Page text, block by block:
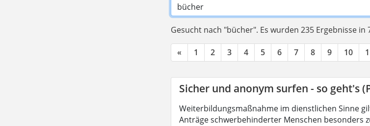
Gesucht nach "bücher". Es wurden 235 Ergebnisse
« 1 2 3 4 5 6 7 8 9 10
Sicher und anonym surfen - so geht's
Weiterbildungsmaßnahme im dienstlichen Sinne
Anträge schwerbehinderter Menschen besonders